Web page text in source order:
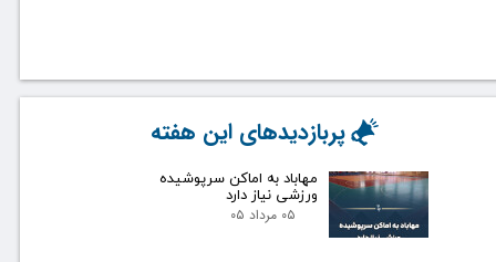
مهاباد به اماکن سرپوشیده
ورزشی نیاز دارد
۰۵ مرداد ۰۵
پربازدیدهای این هفته